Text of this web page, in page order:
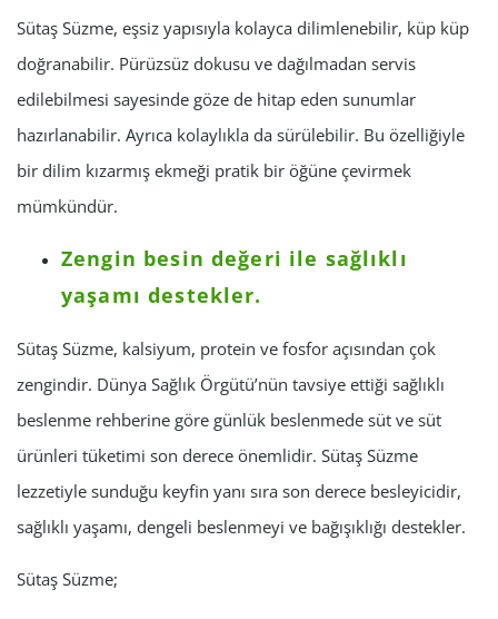
Sütaş Süzme, eşsiz yapısıyla kolayca dilimlenebilir, küp küp
doğranabilir. Pürüzsüz dokusu ve dağılmadan servis
edilebilmesi sayesinde göze de hitap eden sunumlar
hazırlanabilir. Ayrıca kolaylıkla da sürülebilir. Bu özelliğiyle
bir dilim kızarmış ekmeği pratik bir öğüne çevirmek
mümkündür.
Zengin besin değeri ile sağlıklı
yaşamı destekler.
Sütaş Süzme, kalsiyum, protein ve fosfor açısından çok
zengindir. Dünya Sağlık Örgütü’nün tavsiye ettiği sağlıklı
beslenme rehberine göre günlük beslenmede süt ve süt
ürünleri tüketimi son derece önemlidir. Sütaş Süzme
lezzetiyle sunduğu keyfin yanı sıra son derece besleyicidir,
sağlıklı yaşamı, dengeli beslenmeyi ve bağışıklığı destekler.
Sütaş Süzme;